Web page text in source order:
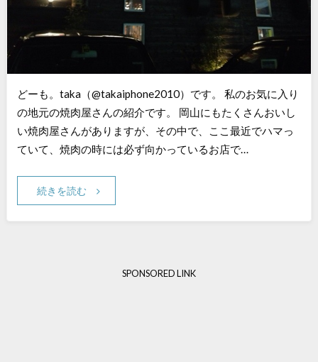
どーも。taka（@takaiphone2010）です。 私のお気に入り
の地元の焼肉屋さんの紹介です。 岡山にもたくさんおいし
い焼肉屋さんがありますが、その中で、ここ最近でハマっ
ていて、焼肉の時には必ず向かっているお店で…
続きを読む
SPONSORED LINK